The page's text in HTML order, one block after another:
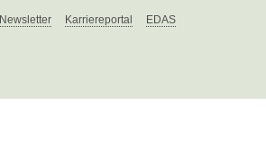
Newsletter Karriereportal EDAS